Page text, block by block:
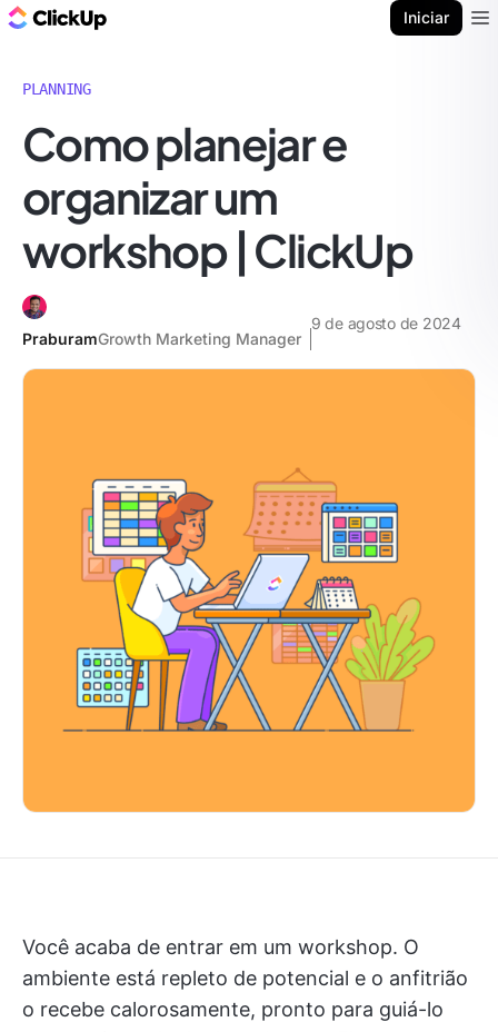
Iniciar
PLANNING
Como planejar e
organizar um
workshop | ClickUp
PraburamGrowth Marketing Manager
9 de agosto de 2024
Você acaba de entrar em um workshop. O
ambiente está repleto de potencial e o anfitrião
o recebe calorosamente, pronto para guiá-lo